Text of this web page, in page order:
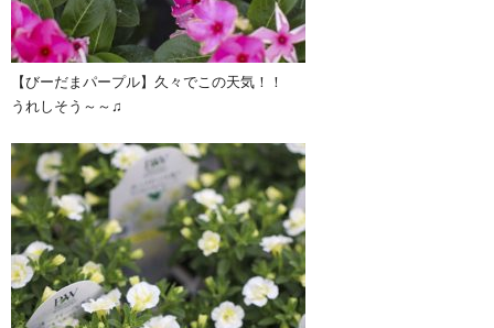
【びーだまパープル】久々でこの天気！！
うれしそう～～♫